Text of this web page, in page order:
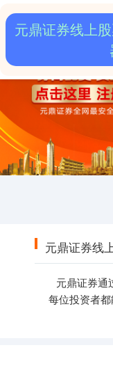
元鼎证券线
元鼎证券通
每位投资者都
元鼎证券线上